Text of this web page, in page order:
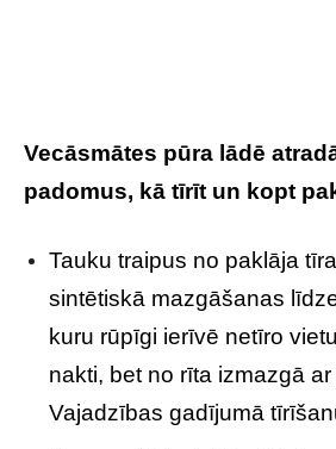
Vecāsmātes pūra lādē
padomus, kā tīrīt un kopt
Tauku traipus no paklāja
sintētiskā mazgāšanas
kuru rūpīgi ierīvē netīro
nakti, bet no rīta izmazgā
Vajadzības gadījumā